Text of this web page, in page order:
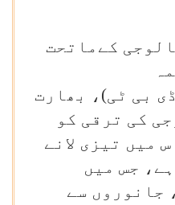
کےماتحت
بی ٹی)، بھارت
کی ترقی کو
میں تیزی لانے
جس میں
جانوروں سے